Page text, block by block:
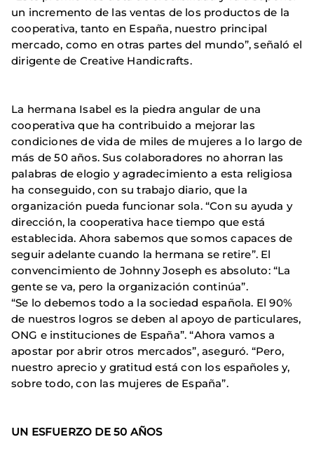
un incremento de las ventas de los productos de la
cooperativa, tanto en España, nuestro principal
mercado, como en otras partes del mundo”, señaló el
dirigente de Creative Handicrafts.
La hermana Isabel es la piedra angular de una
cooperativa que ha contribuido a mejorar las
condiciones de vida de miles de mujeres a lo largo de
más de 50 años. Sus colaboradores no ahorran las
palabras de elogio y agradecimiento a esta religiosa
ha conseguido, con su trabajo diario, que la
organización pueda funcionar sola. “Con su ayuda y
dirección, la cooperativa hace tiempo que está
establecida. Ahora sabemos que somos capaces de
seguir adelante cuando la hermana se retire”. El
convencimiento de Johnny Joseph es absoluto: “La
gente se va, pero la organización continúa”.
“Se lo debemos todo a la sociedad española. El 90%
de nuestros logros se deben al apoyo de particulares,
ONG e instituciones de España”. “Ahora vamos a
apostar por abrir otros mercados”, aseguró. “Pero,
nuestro aprecio y gratitud está con los españoles y,
sobre todo, con las mujeres de España”.
UN ESFUERZO DE 50 AÑOS